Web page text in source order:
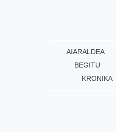
AIARALDEA
BEGITU
KRONIKA